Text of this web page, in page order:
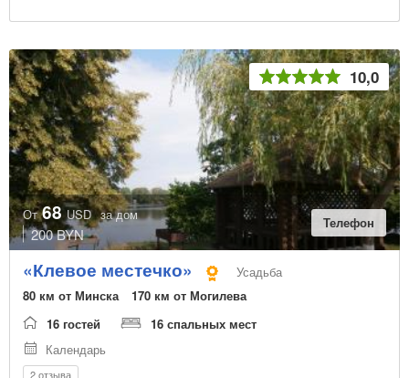
От 68USD за дом
200 BYN
Телефон
10,0
«Клевое местечко»
Усадьба
80 км от Минска
170 км от Могилева
16 гостей
16 спальных мест
Календарь
2 отзыва